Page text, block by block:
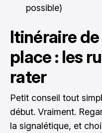
possible)
Itinéraire
place : les
rater
Petit conseil tout
début. Vraiment.
la signalétique, et